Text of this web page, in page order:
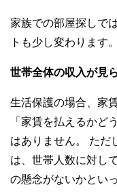
家族での部屋探しで
トも少し変わります。
世帯全体の収入が見
生活保護の場合、家
「家賃を払えるかど
はありません。 ただ
は、世帯人数に対し
の懸念がないかとい